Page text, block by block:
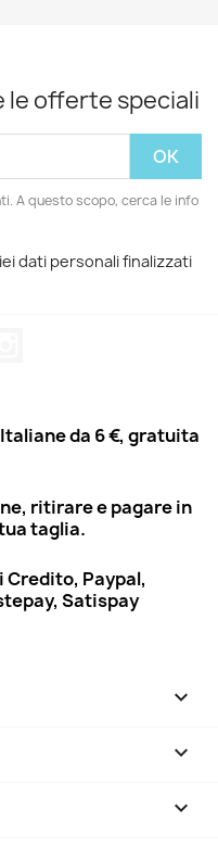
le offerte speciali
A questo scopo, cerca le info
dati personali finalizzati
da 6 €, gratuita
ritirare e pagare in
taglia.
Credito, Paypal,
Satispay


